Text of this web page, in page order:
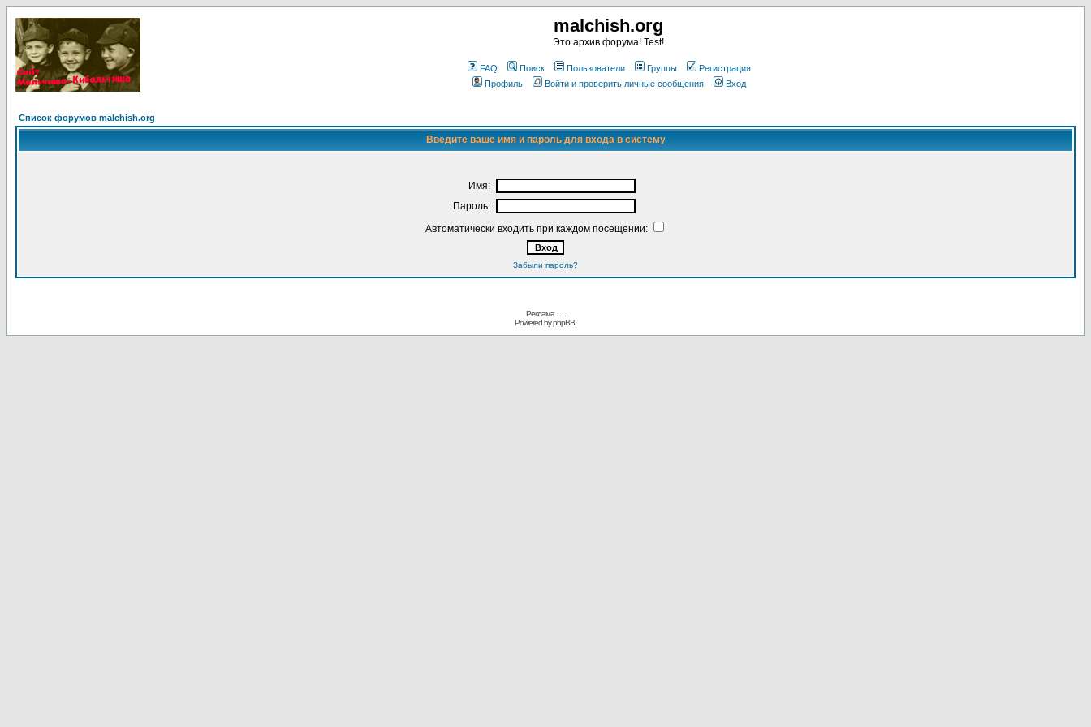
malchish.org
Это архив форума! Test!
FAQ Поиск Пользователи Группы
Регистрация
Профиль
Войти и проверить личные сообщения Вход
Список форумов malchish.org
Введите ваше имя и пароль для входа в систему
Имя:
Пароль:
Автоматически входить при каждом посещении:
Забыли пароль?
Реклама. . .
Powered byphpBB.